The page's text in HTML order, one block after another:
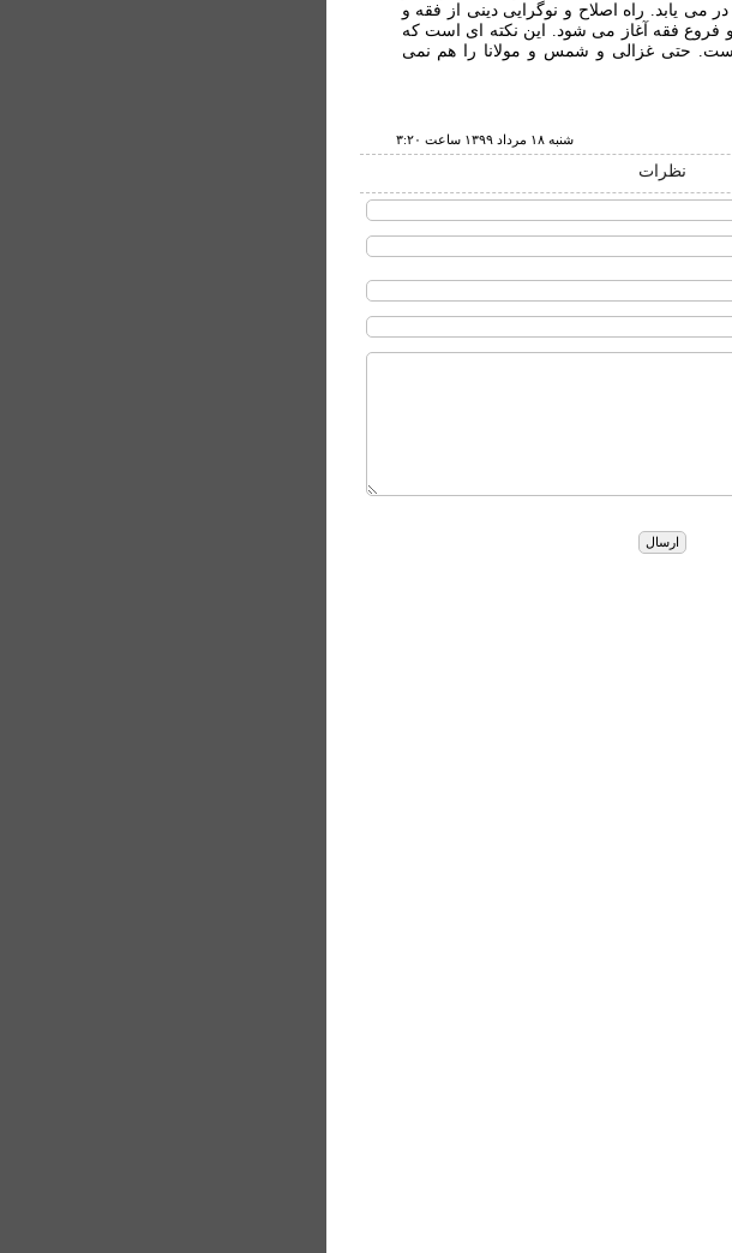
می يابد. راه اصلاح و نوگرایی دينی از فقه و
و فروع فقه آغاز می شود. اين نکته ای است که
حتی غزالی و شمس و مولانا را هم نمی
شنبه ۱۸ مرداد ۱۳۹۹ ساعت ۳:۲۰
نظرات